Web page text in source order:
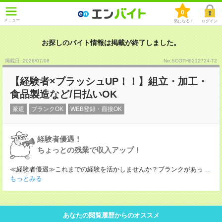
メニュー
0
気になる！ ログイン
お探しのバイト情報は掲載が終了しました。
掲載日 :2026/07/08 No.SCOTH8212724-T2
【経験者×ブラッシュUP！！】組立・加工・
食品製造など/日払いOK
派遣 ブランクOK WEB登録・面接OK
経験者優遇！
ちょっとの残業で収入アップ！
≪経験者優遇≫これまでの経験を活かしませんか？ブランクがあっ ...
もっとみる
あなたの閲覧履歴からのオススメ